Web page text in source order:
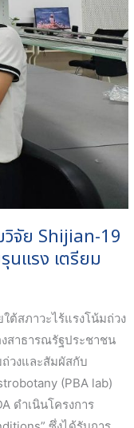
วิจัย Shijian-19
นแรง เตรียม
ต้สภาวะไร้แรงโน้มถ่วง
สาธารณรัฐประชาชน
วงและสัมผัสกับ
(PBA lab)
ดำเนินโครงการ